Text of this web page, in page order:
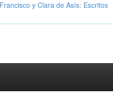
Francisco y Clara de Asís: Escritos